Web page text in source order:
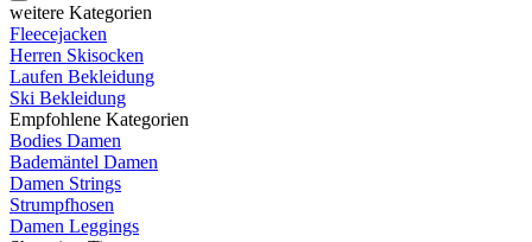
weitere Kategorien
Fleecejacken
Herren Skisocken
Laufen Bekleidung
Ski Bekleidung
Empfohlene Kategorien
Bodies Damen
Bademäntel Damen
Damen Strings
Strumpfhosen
Damen Leggings